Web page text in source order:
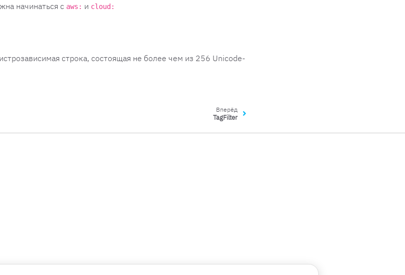
начинаться с aws: и cloud:
строка, состоящая не более чем из 256 Unicode-
Вперёд
TagFilter